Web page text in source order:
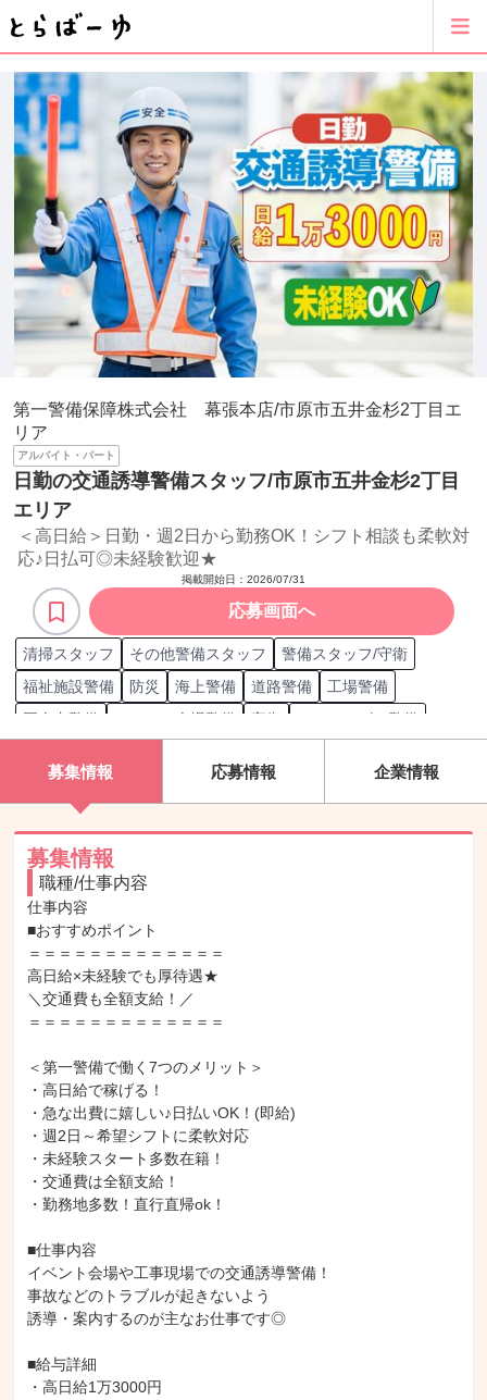
第一警備保障株式会社 幕張本店/市原市五井金杉2丁目エ
リア
アルバイト・パート
日勤の交通誘導警備スタッフ/市原市五井金杉2丁目
エリア
＜高日給＞日勤・週2日から勤務OK！シフト相談も柔軟対
応♪日払可◎未経験歓迎★
掲載開始日： 2026/07/31
応募画面へ
清掃スタッフ その他警備スタッフ
警備スタッフ/守衛
福祉施設警備
防災 海上警備 道路警備
工場警備
国会内警備
イベント会場警備 守衛
オフィスビル警備
駐車場警備
鉄道警備 現金輸送車警備
警備員管理
ホテル警備
収容設備警備
警備員検定試験2級
募集情報 応募情報 企業情報
募集情報
職種/仕事内容
仕事内容
■おすすめポイント
＝＝＝＝＝＝＝＝＝＝＝＝＝
高日給×未経験でも厚待遇★
＼交通費も全額支給！／
＝＝＝＝＝＝＝＝＝＝＝＝＝
＜第一警備で働く7つのメリット＞
・高日給で稼げる！
・急な出費に嬉しい♪日払いOK！(即給)
・週2日～希望シフトに柔軟対応
・未経験スタート多数在籍！
・交通費は全額支給！
・勤務地多数！直行直帰ok！
■仕事内容
イベント会場や工事現場での交通誘導警備！
事故などのトラブルが起きないよう
誘導・案内するのが主なお仕事です◎
■給与詳細
・高日給1万3000円